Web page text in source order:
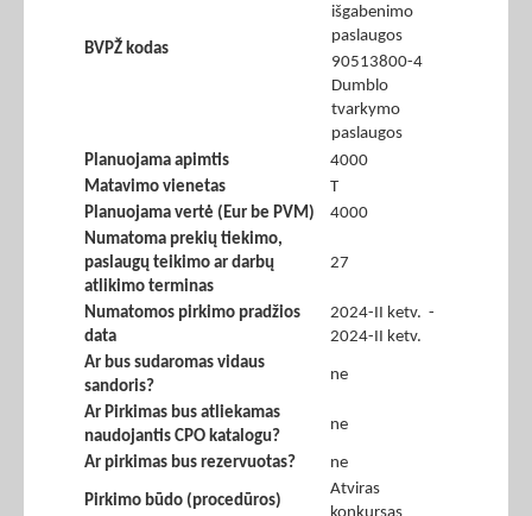
BVPŽ kodas
išgabenimo
paslaugos
90513800-4
Dumblo
tvarkymo
paslaugos
Planuojama apimtis
4000
Matavimo vienetas
T
Planuojama vertė (Eur be PVM)
4000
Numatoma prekių tiekimo,
paslaugų teikimo ar darbų
atlikimo terminas
27
Numatomos pirkimo pradžios
data
2024-II ketv. -
2024-II ketv.
Ar bus sudaromas vidaus
sandoris?
ne
Ar Pirkimas bus atliekamas
naudojantis CPO katalogu?
ne
Ar pirkimas bus rezervuotas? ne
Pirkimo būdo (procedūros)
Atviras